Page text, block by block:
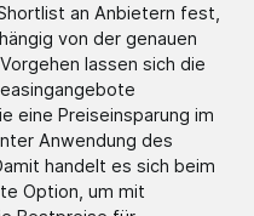
an Anbietern fest,
von der genauen
lassen sich die
eine Preiseinsparung im
Anwendung des
handelt es sich beim
Option, um mit